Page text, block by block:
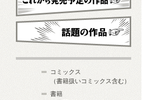
これから発売予定
コミックス
（書籍扱いコミックス含む）
書籍